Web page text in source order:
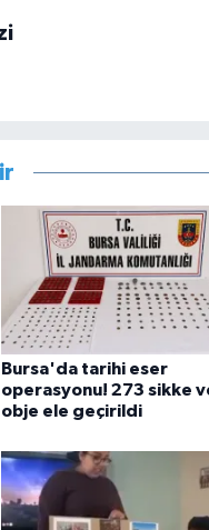
Bursa'da tarihi eser
operasyonu! 273 sikke
obje ele geçirildi